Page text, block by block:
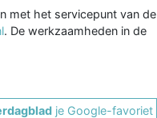
met het servicepunt van de
. De werkzaamheden in de
je Google-favoriet